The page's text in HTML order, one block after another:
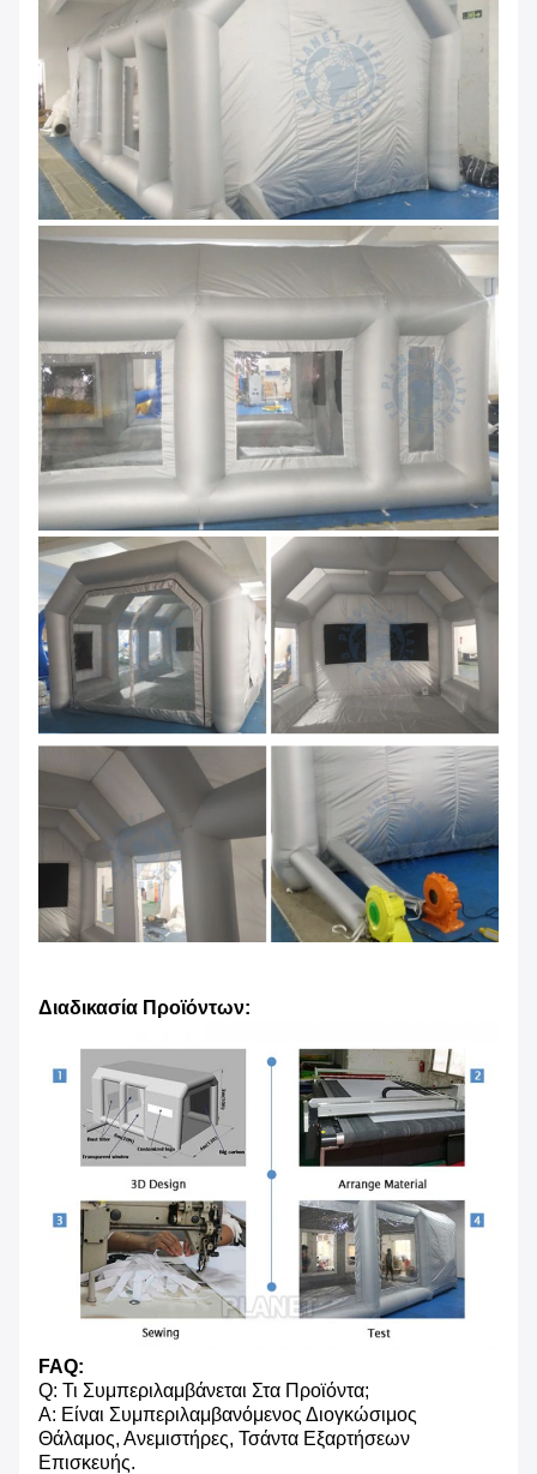
Διαδικασία Προϊόντων:
FAQ:
Q: Τι Συμπεριλαμβάνεται Στα Προϊόντα;
Α: Είναι Συμπεριλαμβανόμενος Διογκώσιμος
Θάλαμος, Ανεμιστήρες, Τσάντα Εξαρτήσεων
Επισκευής.